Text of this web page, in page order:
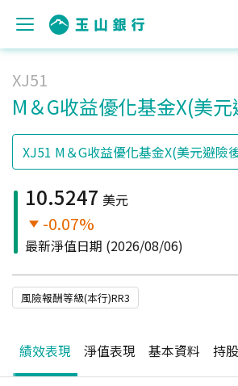
XJ51
M＆G收益優化基金X(美
10.5247 美元
-0.07%
最新淨值日期 (2026/08/06)
風險報酬等級(本行)RR3
績效表現 淨值表現 基本資料 持